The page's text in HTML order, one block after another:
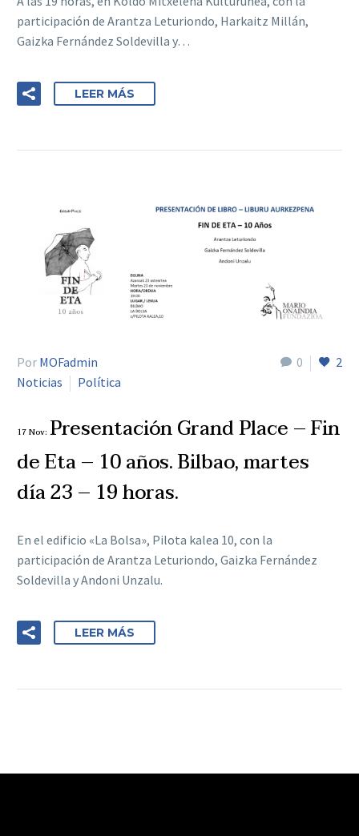
participación de Arantza Leturiondo, Harkaitz Millán,
Gaizka Fernández Soldevilla y…
LEER MÁS
0 2
Por MOFadmin
Noticias
Política
17 Nov: Presentación Grand Place – Fin
de Eta – 10 años. Bilbao, martes
día 23 – 19 horas.
En el edificio «La Bolsa», Pilota kalea 10, con la
participación de Arantza Leturiondo, Gaizka Fernández
Soldevilla y Andoni Unzalu.
LEER MÁS